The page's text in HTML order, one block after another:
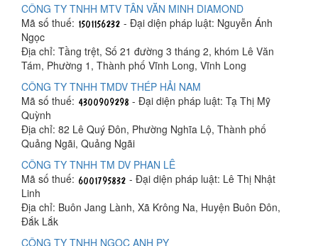
CÔNG TY TNHH MTV TÂN VĂN MINH DIAMOND
Mã số thuế:
- Đại diện pháp luật: Nguyễn Ánh
Ngọc
Địa chỉ: Tầng trệt, Số 21 đường 3 tháng 2, khóm Lê Văn
Tám, Phường 1, Thành phố Vĩnh Long, Vĩnh Long
CÔNG TY TNHH TMDV THÉP HẢI NAM
Mã số thuế:
- Đại diện pháp luật: Tạ Thị Mỹ
Quỳnh
Địa chỉ: 82 Lê Quý Đôn, Phường Nghĩa Lộ, Thành phố
Quảng Ngãi, Quảng Ngãi
CÔNG TY TNHH TM DV PHAN LÊ
Mã số thuế:
- Đại diện pháp luật: Lê Thị Nhật
Linh
Địa chỉ: Buôn Jang Lành, Xã Krông Na, Huyện Buôn Đôn,
Đắk Lắk
CÔNG TY TNHH NGỌC ANH PY